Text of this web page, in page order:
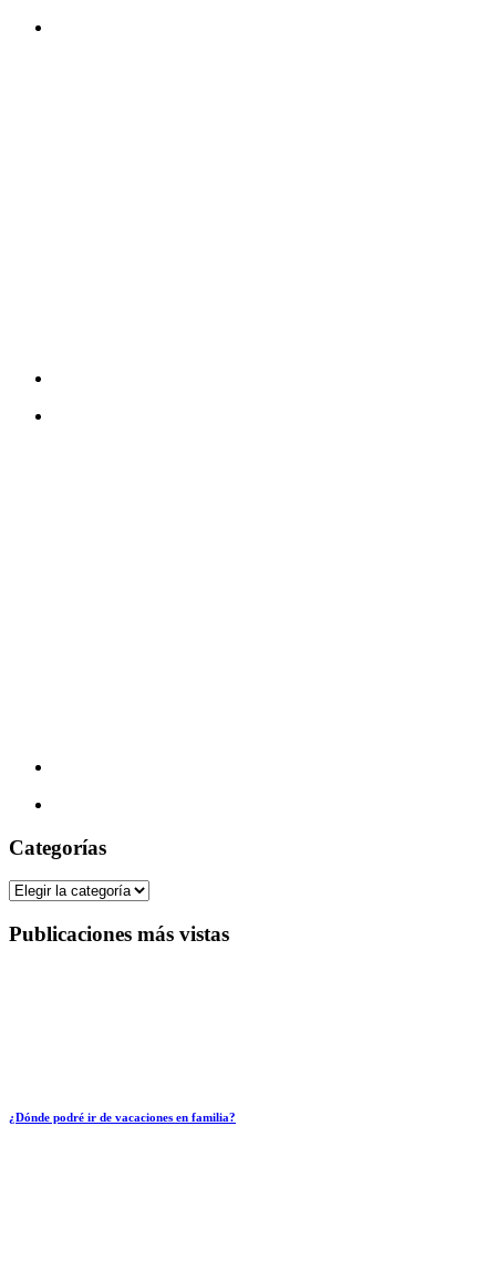
Categorías
Categorías
Publicaciones más vistas
¿Dónde podré ir de vacaciones en familia?